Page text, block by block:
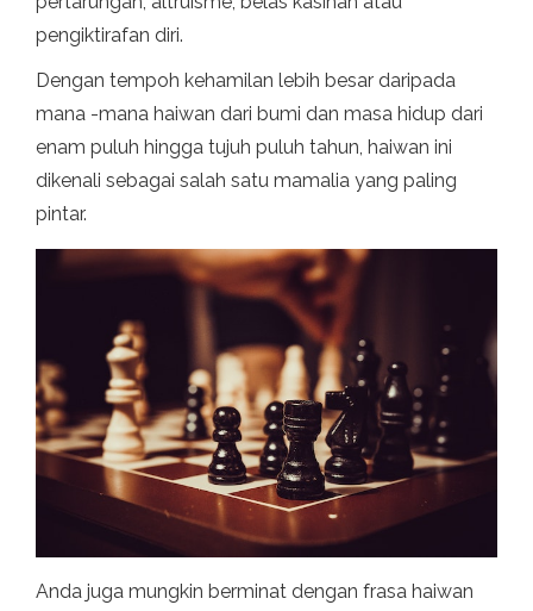
pengiktirafan diri.
Dengan tempoh kehamilan lebih besar daripada
mana -mana haiwan dari bumi dan masa hidup dari
enam puluh hingga tujuh puluh tahun, haiwan ini
dikenali sebagai salah satu mamalia yang paling
pintar.
Anda juga mungkin berminat dengan frasa haiwan